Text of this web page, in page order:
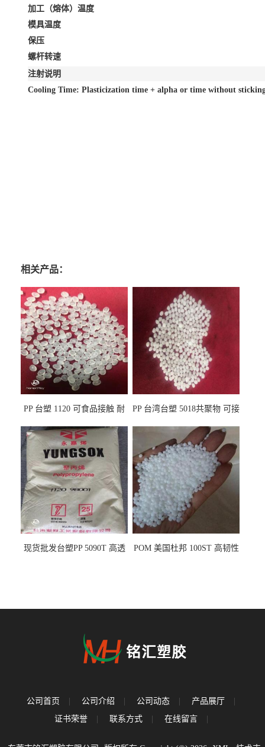
加工（熔体）温度
模具温度
保压
螺杆转速
注射说明
Cooling Time: Plasticization time + alpha or time without
相关产品：
PP 台塑 1120 可食品接触 耐
PP 台湾台塑 5018共聚物 可接
现货批发台塑PP 5090T 高透
POM 美国杜邦 100ST 高韧性
公司首页 | 公司介绍 | 公司动态 | 产品展厅
|
证书荣誉
| 联系方式 | 在线留言 |